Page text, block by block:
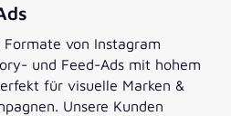
Formate von Instagram
und Feed-Ads mit hohem
für visuelle Marken &
Unsere Kunden